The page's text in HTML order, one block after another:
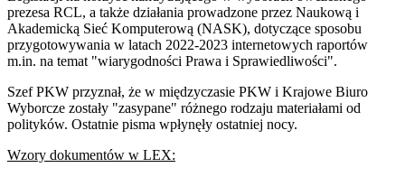
prezesa RCL, a także działania prowadzone przez Naukową i
Akademicką Sieć Komputerową (NASK), dotyczące sposobu
przygotowywania w latach 2022-2023 internetowych raportów
m.in. na temat "wiarygodności Prawa i Sprawiedliwości".
Szef PKW przyznał, że w międzyczasie PKW i Krajowe Biuro
Wyborcze zostały "zasypane" różnego rodzaju materiałami od
polityków. Ostatnie pisma wpłynęły ostatniej nocy.
Wzory dokumentów w LEX: